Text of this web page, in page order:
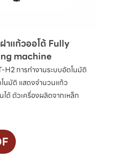
าแก้วออโต้ Fully
machine
H2 การทำงานระบบอัตโนมัติ
นมัติ แสดงจำนวนแก้ว
ด้ ตัวเครื่องผลิตจากเหล็ก